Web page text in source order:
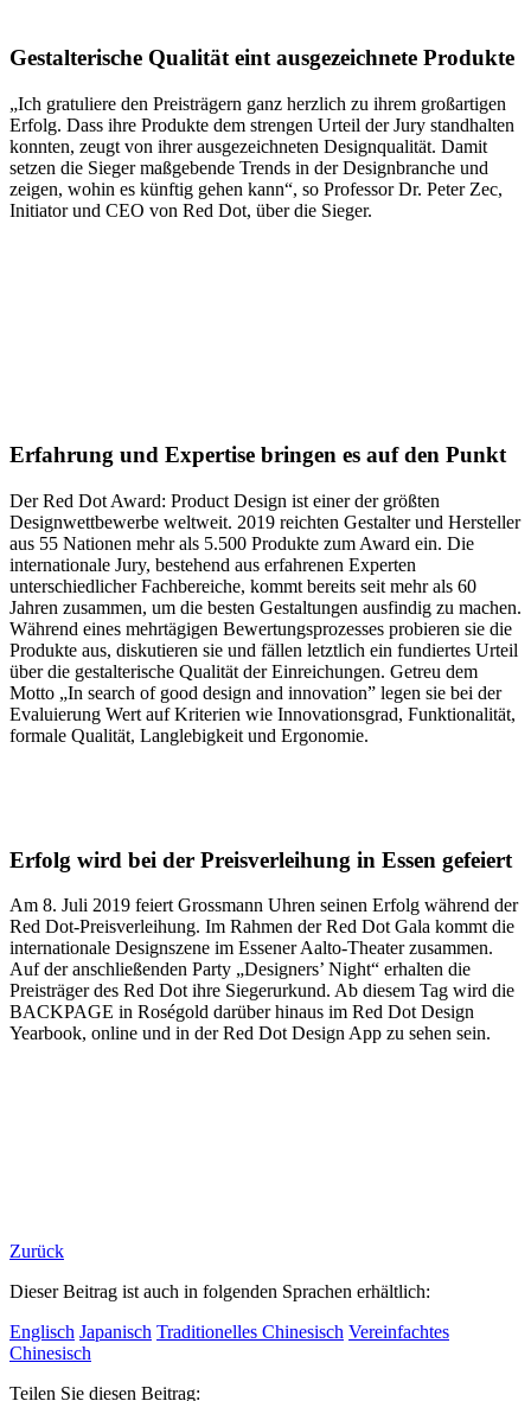
Gestalterische Qualität eint ausgezeichnete Produkte
„Ich gratuliere den Preisträgern ganz herzlich zu ihrem großartigen
Erfolg. Dass ihre Produkte dem strengen Urteil der Jury standhalten
konnten, zeugt von ihrer ausgezeichneten Designqualität. Damit
setzen die Sieger maßgebende Trends in der Designbranche und
zeigen, wohin es künftig gehen kann“, so Professor Dr. Peter Zec,
Initiator und CEO von Red Dot, über die Sieger.
Erfahrung und Expertise bringen es auf den Punkt
Der Red Dot Award: Product Design ist einer der größten
Designwettbewerbe weltweit. 2019 reichten Gestalter und Hersteller
aus 55 Nationen mehr als 5.500 Produkte zum Award ein. Die
internationale Jury, bestehend aus erfahrenen Experten
unterschiedlicher Fachbereiche, kommt bereits seit mehr als 60
Jahren zusammen, um die besten Gestaltungen ausfindig zu machen.
Während eines mehrtägigen Bewertungsprozesses probieren sie die
Produkte aus, diskutieren sie und fällen letztlich ein fundiertes Urteil
über die gestalterische Qualität der Einreichungen. Getreu dem
Motto „In search of good design and innovation” legen sie bei der
Evaluierung Wert auf Kriterien wie Innovationsgrad, Funktionalität,
formale Qualität, Langlebigkeit und Ergonomie.
Erfolg wird bei der Preisverleihung in Essen gefeiert
Am 8. Juli 2019 feiert Grossmann Uhren seinen Erfolg während der
Red Dot-Preisverleihung. Im Rahmen der Red Dot Gala kommt die
internationale Designszene im Essener Aalto-Theater zusammen.
Auf der anschließenden Party „Designers’ Night“ erhalten die
Preisträger des Red Dot ihre Siegerurkund. Ab diesem Tag wird die
BACKPAGE in Roségold darüber hinaus im Red Dot Design
Yearbook, online und in der Red Dot Design App zu sehen sein.
Zurück
Dieser Beitrag ist auch in folgenden Sprachen erhältlich:
Englisch Japanisch Traditionelles Chinesisch Vereinfachtes
Chinesisch
Teilen Sie diesen Beitrag: